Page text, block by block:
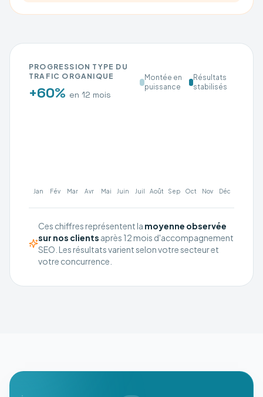
PROGRESSION TYPE DU
TRAFIC ORGANIQUE
+60% en 12 mois
Montée en
puissance
Résultats
stabilisés
Jan Fév Mar Avr Mai Juin Juil Août Sep Oct Nov Déc
Ces chiffres représentent la moyenne observée
sur nos clients après 12 mois d'accompagnement
SEO. Les résultats varient selon votre secteur et
votre concurrence.